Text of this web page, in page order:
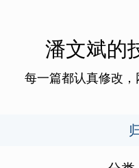
潘文斌的
每一篇都认真修改